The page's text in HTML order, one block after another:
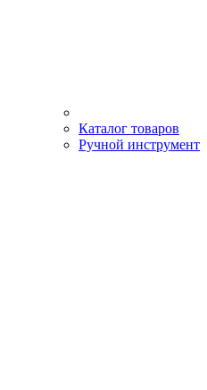
Каталог товаров
Ручной инструмент